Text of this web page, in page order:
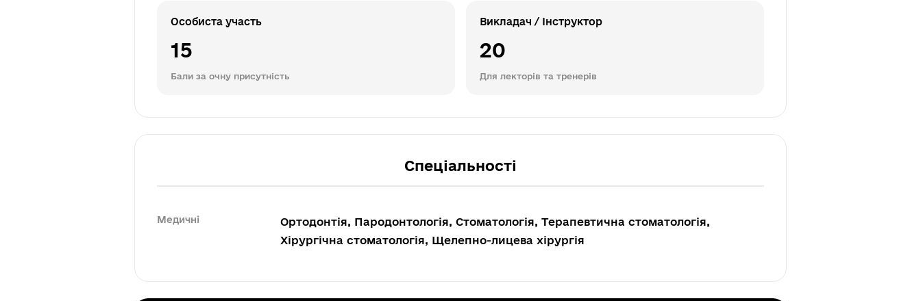
Особиста участь
15
Бали за очну присутність
Викладач / Інструктор
20
Для лекторів та тренерів
Спеціальності
Медичні
Ортодонтія, Пародонтологія, Стоматологія, Терапевтична стоматологія,
Хірургічна стоматологія, Щелепно-лицева хірургія